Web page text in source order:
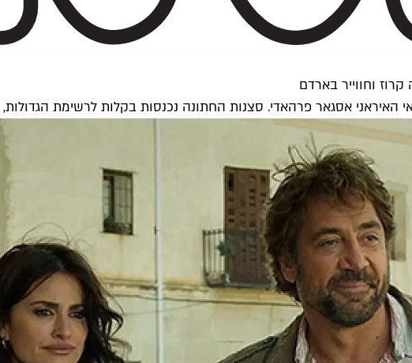
וחווייר בארדם
אסגאר פרהאדי. סצנות החתונה נכנסות בקלות לרשימת